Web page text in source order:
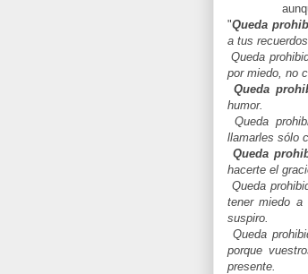
"Queda
a tus recuerdos.
Queda
por miedo, no
Queda
humor.
Queda
llamarles sólo
Queda
hacerte el
Queda
tener miedo
suspiro.
Queda
porque
presente.